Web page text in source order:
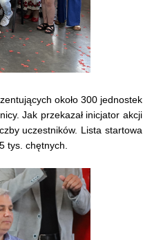
około 300 jednostek
Jak przekazał inicjator akcji
uczestników. Lista startowa
tys. chętnych.